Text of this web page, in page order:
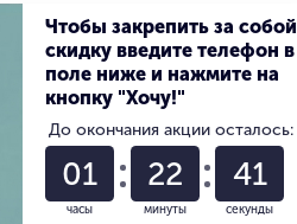
Чтобы закрепить за собой
скидку введите телефон в
поле ниже и нажмите на
кнопку "Хочу!"
До окончания акции осталось:
01
часы
22
минуты
40
секунды